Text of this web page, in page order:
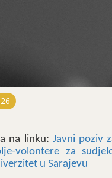
na linku: Javni poziv
volontere za
u Sarajevu